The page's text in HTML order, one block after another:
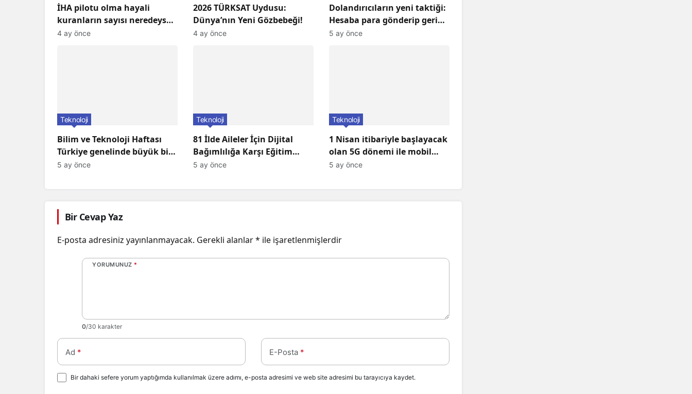
İHA pilotu olma hayali
kuranların sayısı neredeyse
üç katına çıktı!
4 ay önce
2026 TÜRKSAT Uydusu:
Dünya’nın Yeni Gözbebeği!
4 ay önce
Dolandırıcıların yeni taktiği:
Hesaba para gönderip geri
istiyorlar! Dikkat Edin!
5 ay önce
Bilim ve Teknoloji Haftası
Türkiye genelinde büyük bir
coşkuyla kutlandı: İşte
Teknoloji
5 ay önce
81 İlde Aileler İçin Dijital
Bağımlılığa Karşı Eğitim
Programları Başlıyor!
Teknoloji
5 ay önce
1 Nisan itibariyle başlayacak
olan 5G dönemi ile mobil
iletişimde devrim başlıyor!
Teknoloji
5 ay önce
Bir Cevap Yaz
E-posta adresiniz yayınlanmayacak. Gerekli alanlar* ile işaretlenmişlerdir
YORUMUNUZ *
0/30 karakter
Ad * E-Posta *
Bir dahaki sefere yorum yaptığımda kullanılmak üzere adımı, e-posta adresimi ve web site adresimi bu tarayıcıya kaydet.